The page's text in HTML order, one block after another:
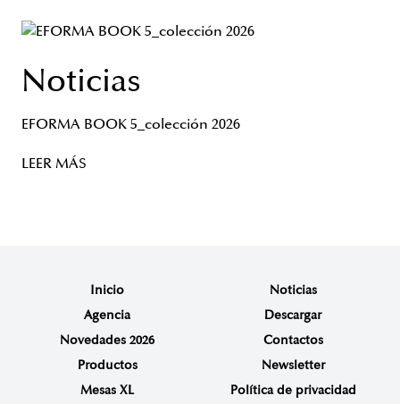
Noticias
EFORMA BOOK 5_colección 2026
LEER MÁS
Inicio
Agencia
Novedades 2026
Productos
Mesas XL
Noticias
Descargar
Contactos
Newsletter
Política de privacidad